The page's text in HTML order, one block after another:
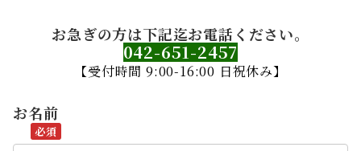
お急ぎの方は下記迄お電話ください。
042-651-2457
【受付時間 9:00-16:00 日祝休み】
お名前